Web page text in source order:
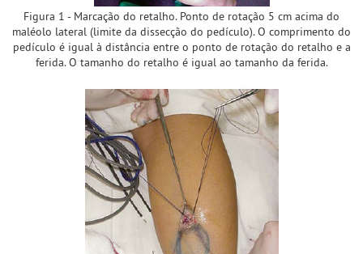
Figura 1 - Marcação do retalho. Ponto de rotação 5 cm acima do
maléolo lateral (limite da dissecção do pedículo). O comprimento do
pedículo é igual à distância entre o ponto de rotação do retalho e a
ferida. O tamanho do retalho é igual ao tamanho da ferida.